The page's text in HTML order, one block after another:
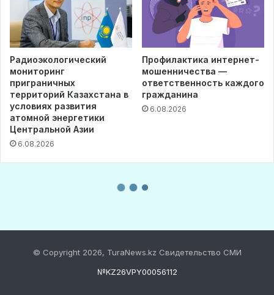
© Copyright 2026, TuraNews.kz Свидетельство СМИ
№KZ26VPY00056112